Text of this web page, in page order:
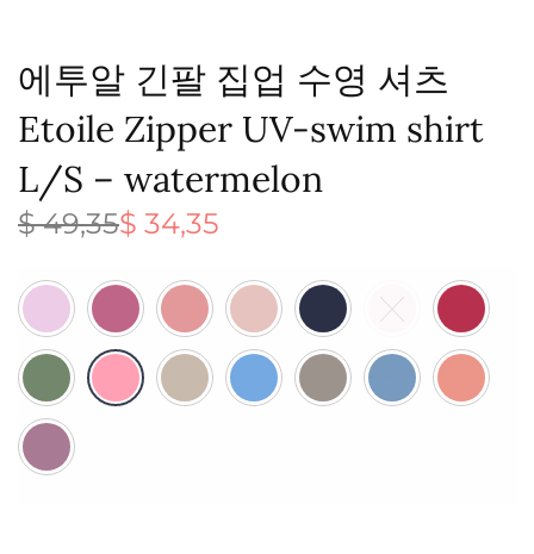
에투알 긴팔 집업 수영 셔츠
Etoile Zipper UV-swim shirt
L/S – watermelon
$49,35
원래 가
격:
$ 34,35
현재 가
격: